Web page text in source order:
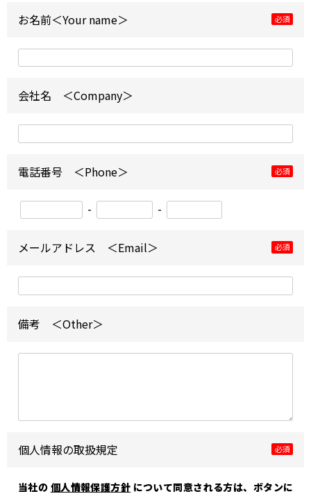
お名前＜Your name＞ 必須
会社名 ＜Company＞
電話番号 ＜Phone＞ 必須
- -
メールアドレス ＜Email＞ 必須
備考 ＜Other＞
個人情報の取扱規定 必須
当社の 個人情報保護方針 について同意される方は、ボタンに